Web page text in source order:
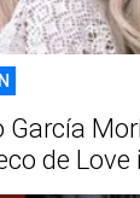
García
de Love